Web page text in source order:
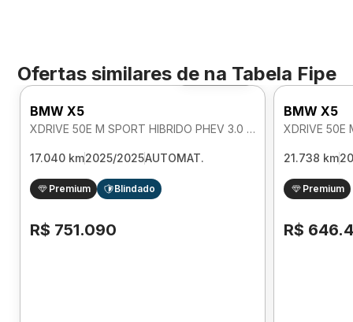
Ofertas similares de na Tabela Fipe
Foto 360º
BMW X5
XDRIVE 50E M SPORT HIBRIDO PHEV 3.0 AUTOMATICO
17.040 km2025/2025AUTOMAT.
Premium Blindado
R$ 751.090
BMW X5
21.738 km
Premium
R$